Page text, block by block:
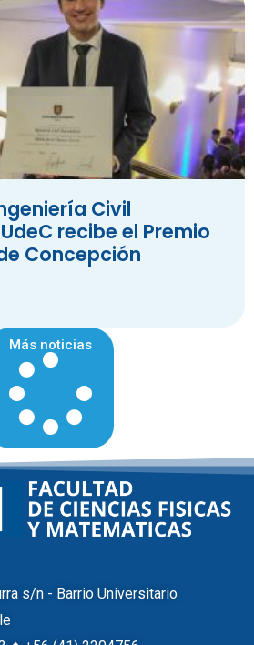
Civil
recibe el Premio
Concepción
Más noticias
s/n - Barrio Universitario